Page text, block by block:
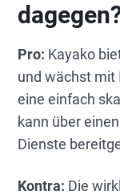
Pro: Kayako
und wächst mit
eine einfach
kann über
Dienste
Kontra: Die